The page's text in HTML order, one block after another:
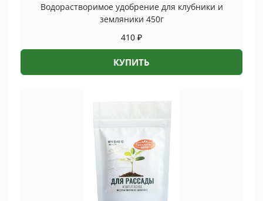
Водорастворимое удобрение для клубники и
земляники 450г
410 ₽
КУПИТЬ